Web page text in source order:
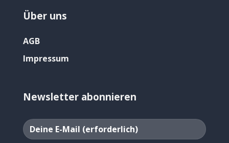
Über uns
AGB
Impressum
Newsletter abonnieren